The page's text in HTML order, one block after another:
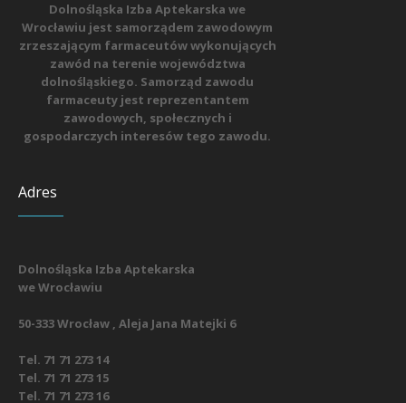
Dolnośląska Izba Aptekarska we
Wrocławiu jest samorządem zawodowym
zrzeszającym farmaceutów wykonujących
zawód na terenie województwa
dolnośląskiego. Samorząd zawodu
farmaceuty jest reprezentantem
zawodowych, społecznych i
gospodarczych interesów tego zawodu.
Adres
Dolnośląska Izba Aptekarska
we Wrocławiu
50-333 Wrocław , Aleja Jana Matejki 6
Tel. 71 71 273 14
Tel. 71 71 273 15
Tel. 71 71 273 16